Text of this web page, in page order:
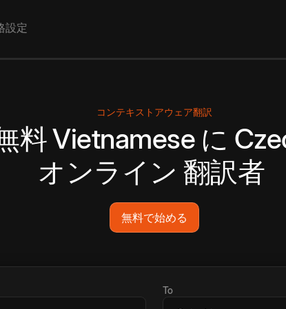
設定
コンテキストアウェア翻訳
料Vietnamese に
オンライン 翻訳者
無料で始める
To